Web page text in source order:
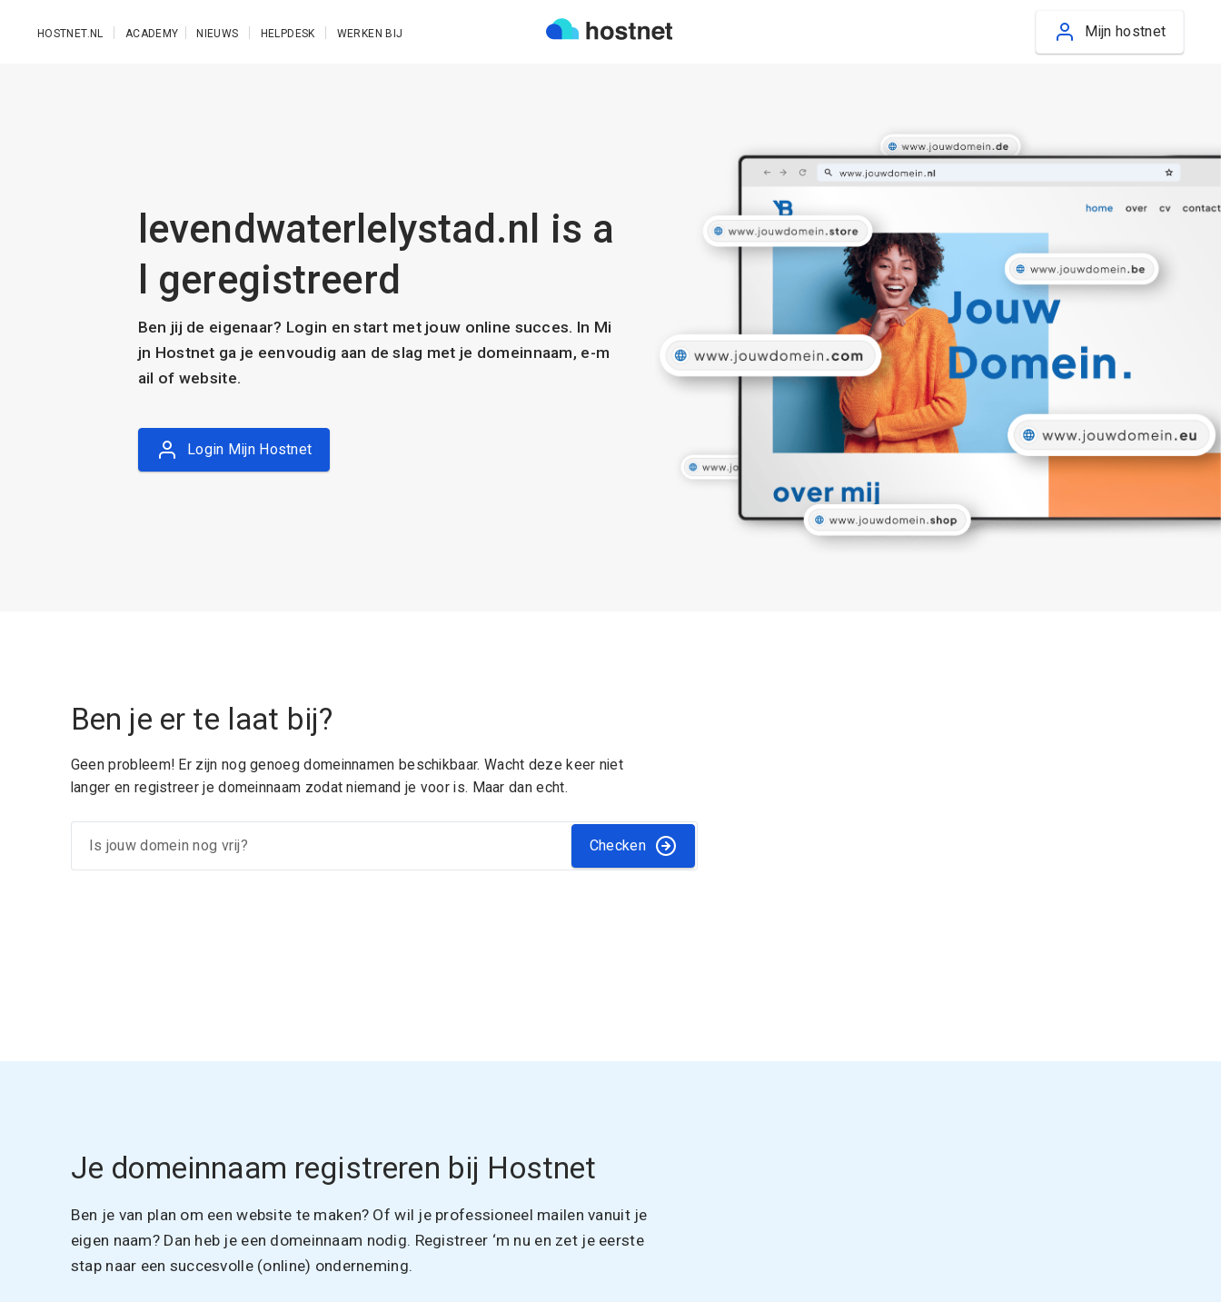
HOSTNET.NL ACADEMY NIEUWS HELPDESK WERKEN BIJ Mijn hostnet
levendwaterlelystad.nl is a
l geregistreerd
Ben jij de eigenaar? Login en start met jouw online succes. In Mi
jn Hostnet ga je eenvoudig aan de slag met je domeinnaam, e-m
ail of website.
Login Mijn Hostnet
Ben je er te laat bij?
Geen probleem! Er zijn nog genoeg domeinnamen beschikbaar. Wacht deze keer niet
langer en registreer je domeinnaam zodat niemand je voor is. Maar dan echt.
Checken
Je domeinnaam registreren bij Hostnet
Ben je van plan om een website te maken? Of wil je professioneel mailen vanuit je
eigen naam? Dan heb je een domeinnaam nodig. Registreer ‘m nu en zet je eerste
stap naar een succesvolle (online) onderneming.